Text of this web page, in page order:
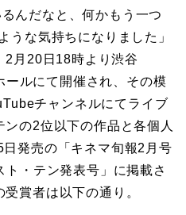
んだなと、何かもう一つ
うな気持ちになりました」
月20日18時より渋谷
ルにて開催され、その模
チャンネルにてライブ
の2位以下の作品と各個人
発売の「キネマ旬報2月号
・テン発表号」に掲載さ
賞者は以下の通り。